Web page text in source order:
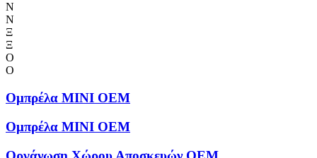
Ν
Ν
Ξ
Ξ
Ο
Ο
Ομπρέλα MINI OEM
Ομπρέλα MINI OEM